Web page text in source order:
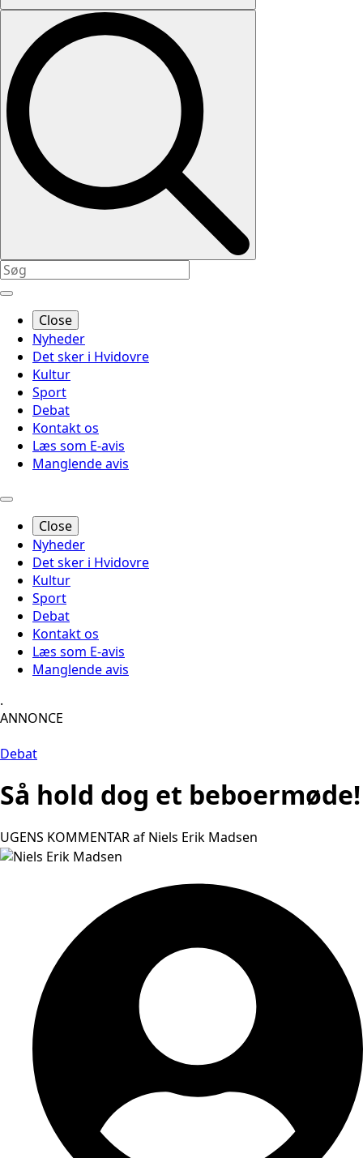
Close
Nyheder
Det sker i Hvidovre
Kultur
Sport
Debat
Kontakt os
Læs som E-avis
Manglende avis
Close
Nyheder
Det sker i Hvidovre
Kultur
Sport
Debat
Kontakt os
Læs som E-avis
Manglende avis
.
ANNONCE
Debat
Så hold dog et beboermøde!
UGENS KOMMENTAR af Niels Erik Madsen